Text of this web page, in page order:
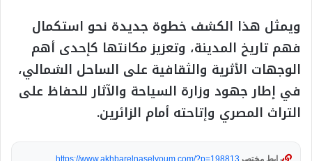
ويمثل هذا الكشف خطوة جديدة نحو استكمال
فهم تاريخ المدينة، وتعزيز مكانتها كإحدى أهم
الوجهات الأثرية والثقافية على الساحل الشمالي،
في إطار جهود وزارة السياحة والآثار للحفاظ على
التراث المصري وإتاحته أمام الزائرين.
رابط مختصر https://www.akhbarelnaselyoum.com/?p=198813